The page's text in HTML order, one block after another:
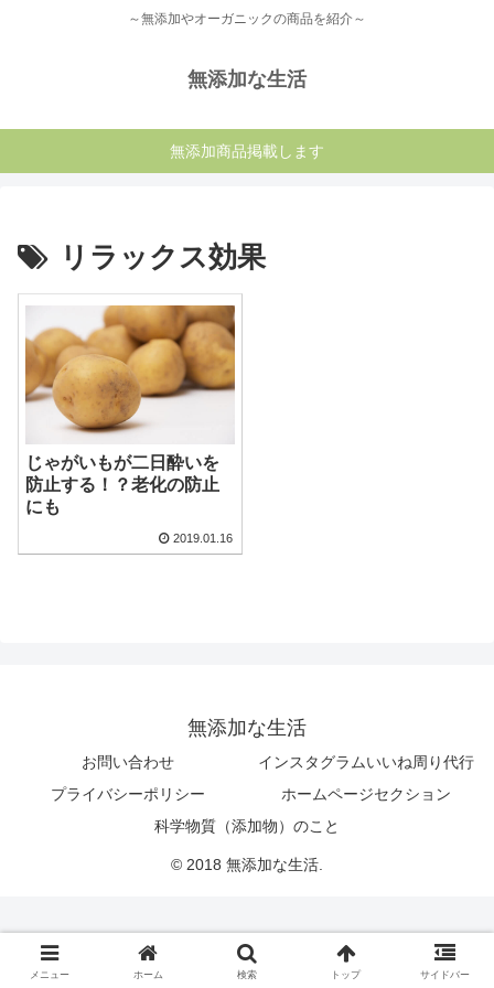
～無添加やオーガニックの商品を紹介～
無添加な生活
無添加商品掲載します
リラックス効果
じゃがいもが二日酔いを
防止する！？老化の防止
にも
2019.01.16
無添加な生活
お問い合わせ
インスタグラムいいね周り代行
プライバシーポリシー
ホームページセクション
科学物質（添加物）のこと
© 2018 無添加な生活.
メニュー ホーム 検索 トップ サイドバー